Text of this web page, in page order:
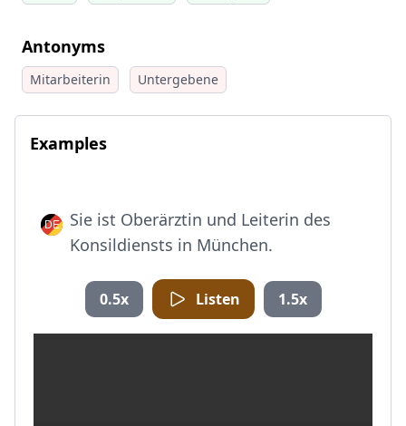
Antonyms
Mitarbeiterin Untergebene
Examples
Sie ist Oberärztin und Leiterin des
Konsildiensts in München.
0.5x Listen 1.5x